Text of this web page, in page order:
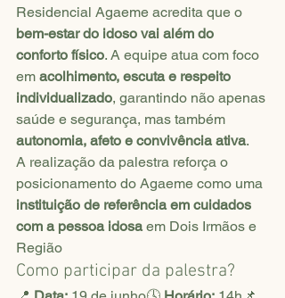
Residencial Agaeme acredita que o
bem-estar do idoso vai além do
conforto físico. A equipe atua com foco
em acolhimento, escuta e respeito
individualizado, garantindo não apenas
saúde e segurança, mas também
autonomia, afeto e convivência ativa.
A realização da palestra reforça o
posicionamento do Agaeme como uma
instituição de referência em cuidados
com a pessoa idosa em Dois Irmãos e
Região
Como participar da palestra?